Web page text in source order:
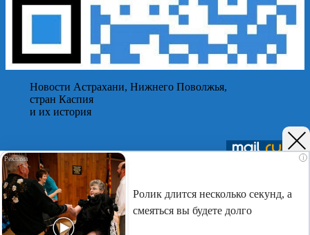
Новости Астрахани, Нижнего Поволжья,
стран Каспия
и их история
i
Ролик длится несколько секунд, а
смеяться вы будете долго
Подписывайтесь на нас в
©Астраханский листок.
(16+) Реестровая запись Роскомнадзора ЭЛ № ФС 77 - 75401
от 12.04.2019. Главный редактор Путилина Ирина
Васильевна. Тел. 8-937-120-9050, e-mail: astralist.info@yandex.ru